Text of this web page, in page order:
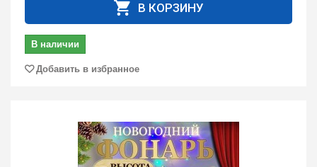
В КОРЗИНУ
В наличии
Добавить в избранное